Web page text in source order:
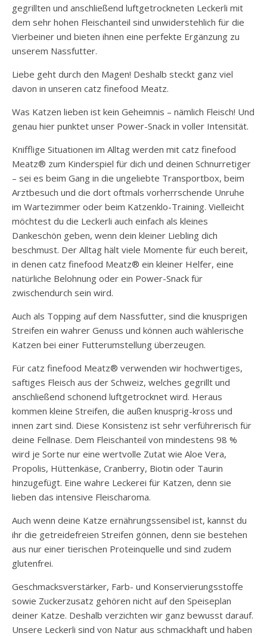
gegrillten und anschließend luftgetrockneten Leckerli mit
dem sehr hohen Fleischanteil sind unwiderstehlich für die
Vierbeiner und bieten ihnen eine perfekte Ergänzung zu
unserem Nassfutter.
Liebe geht durch den Magen! Deshalb steckt ganz viel
davon in unseren catz finefood Meatz.
Was Katzen lieben ist kein Geheimnis – nämlich Fleisch! Und
genau hier punktet unser Power-Snack in voller Intensität.
Knifflige Situationen im Alltag werden mit catz finefood
Meatz® zum Kinderspiel für dich und deinen Schnurretiger
– sei es beim Gang in die ungeliebte Transportbox, beim
Arztbesuch und die dort oftmals vorherrschende Unruhe
im Wartezimmer oder beim Katzenklo-Training. Vielleicht
möchtest du die Leckerli auch einfach als kleines
Dankeschön geben, wenn dein kleiner Liebling dich
beschmust. Der Alltag hält viele Momente für euch bereit,
in denen catz finefood Meatz® ein kleiner Helfer, eine
natürliche Belohnung oder ein Power-Snack für
zwischendurch sein wird.
Auch als Topping auf dem Nassfutter, sind die knusprigen
Streifen ein wahrer Genuss und können auch wählerische
Katzen bei einer Futterumstellung überzeugen.
Für catz finefood Meatz® verwenden wir hochwertiges,
saftiges Fleisch aus der Schweiz, welches gegrillt und
anschließend schonend luftgetrocknet wird. Heraus
kommen kleine Streifen, die außen knusprig-kross und
innen zart sind. Diese Konsistenz ist sehr verführerisch für
deine Fellnase. Dem Fleischanteil von mindestens 98 %
wird je Sorte nur eine wertvolle Zutat wie Aloe Vera,
Propolis, Hüttenkäse, Cranberry, Biotin oder Taurin
hinzugefügt. Eine wahre Leckerei für Katzen, denn sie
lieben das intensive Fleischaroma.
Auch wenn deine Katze ernährungssensibel ist, kannst du
ihr die getreidefreien Streifen gönnen, denn sie bestehen
aus nur einer tierischen Proteinquelle und sind zudem
glutenfrei.
Geschmacksverstärker, Farb- und Konservierungsstoffe
sowie Zuckerzusatz gehören nicht auf den Speiseplan
deiner Katze. Deshalb verzichten wir ganz bewusst darauf.
Unsere Leckerli sind von Natur aus schmackhaft und haben